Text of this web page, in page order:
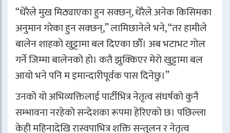
“धेरैले मुख मिठ्याएका हुन सक्छन्, धेरैले अनेक किसिमका
अनुमान गरेका हुन सक्छन्,” लामिछानेले भने, “तर हामीले
बालेन शाहको खुट्टामा बल दिएका छौँ। अब भटाभट गोल
गर्ने जिम्मा बालेनको हो। कतै झुक्किएर मेरो खुट्टामा बल
आयो भने पनि म इमान्दारीपूर्वक पास दिनेछु।”
उनको यो अभिव्यक्तिलाई पार्टीभित्र नेतृत्व संघर्षको कुनै
सम्भावना नरहेको सन्देशका रूपमा हेरिएको छ। पछिल्ला
केही महिनादेखि रास्वपाभित्र शक्ति सन्तुलन र नेतृत्व